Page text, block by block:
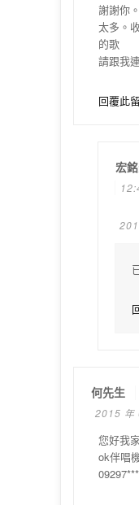
謝謝你
太多。
的歌
請跟我
回覆此
宏
何先生
2015 年
您好我
ok伴唱